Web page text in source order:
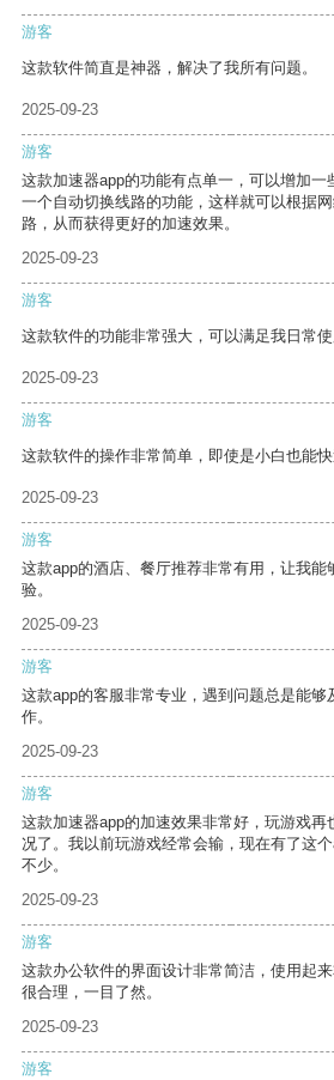
游客
这款软件简直是神器，解决了我所有问题。
2025-09-23
游客
这款加速器app的功能有点单一，可以增加一
一个自动切换线路的功能，这样就可以根据
路，从而获得更好的加速效果。
2025-09-23
游客
这款软件的功能非常强大，可以满足我日常使
2025-09-23
游客
这款软件的操作非常简单，即使是小白也能快
2025-09-23
游客
这款app的酒店、餐厅推荐非常有用，让我能
验。
2025-09-23
游客
这款app的客服非常专业，遇到问题总是能
作。
2025-09-23
游客
这款加速器app的加速效果非常好，玩游戏
况了。我以前玩游戏经常会输，现在有了这
不少。
2025-09-23
游客
这款办公软件的界面设计非常简洁，使用起
很合理，一目了然。
2025-09-23
游客